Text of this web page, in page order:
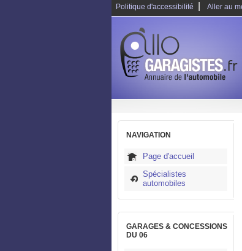
Politique d'accessibilité Aller au
NAVIGATION
Page d'accueil
Spécialistes
automobiles
GARAGES & CONCESSIONS
DU 06